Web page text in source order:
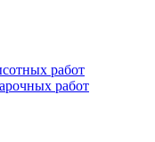
работ
работ